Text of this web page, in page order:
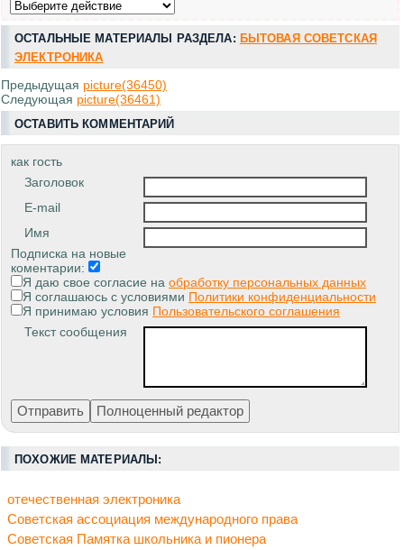
ОСТАЛЬНЫЕ МАТЕРИАЛЫ РАЗДЕЛА: БЫТОВАЯ СОВЕТСКАЯ
ЭЛЕКТРОНИКА
Предыдущая picture(36450)
Следующая picture(36461)
ОСТАВИТЬ КОММЕНТАРИЙ
как гость
Заголовок
E-mail
Имя
Подписка на новые
коментарии:
Я даю свое согласие на обработку персональных данных
Я соглашаюсь с условиями Политики конфиденциальности
Я принимаю условия Пользовательского соглашения
Текст сообщения
ПОХОЖИЕ МАТЕРИАЛЫ:
отечественная электроника
Советская ассоциация международного права
Советская Памятка школьника и пионера